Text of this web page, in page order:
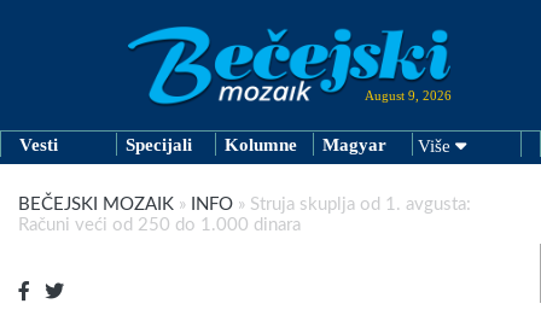
August 9, 2026
Vesti Specijali Kolumne Magyar Više
BEČEJSKI MOZAIK » INFO » Struja skuplja od 1. avgusta:
Računi veći od 250 do 1.000 dinara